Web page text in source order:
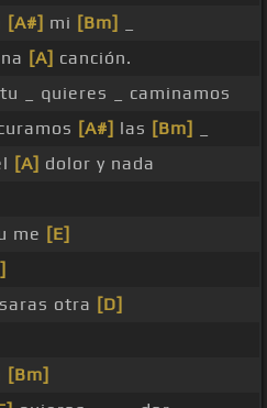
[A#] mi [Bm]
[A] canción.
tu _ quieres _ caminamos
[A#] las [Bm]
[A] dolor y nada
me [E]
otra [D]
[Bm]